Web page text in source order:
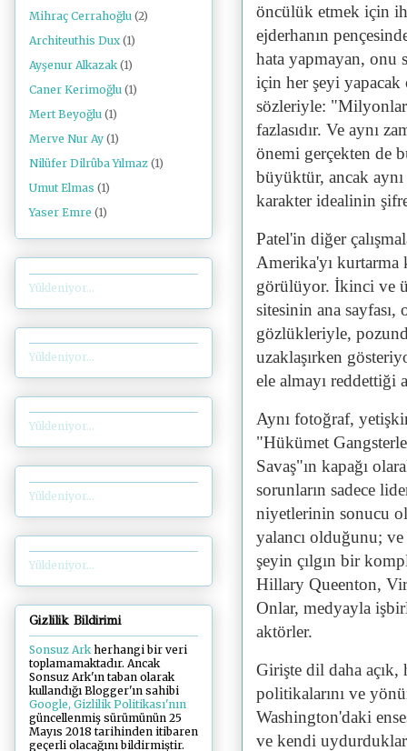
öncülük etmek için
ejderhanın
hata yapmayan, onu
için her şeyi yapacak
sözleriyle:
fazlasıdır. Ve aynı
önemi gerçekten de
büyüktür, ancak
karakter idealinin
Patel'in diğer
Amerika'yı
görülüyor. İkinci ve
sitesinin ana
gözlükleriyle,
uzaklaşırken
ele almayı reddettiği
Aynı fotoğraf,
"Hükümet
Savaş"ın kapağı
sorunların sadece
niyetlerinin sonucu
yalancı olduğunu;
şeyin çılgın bir
Hillary Queenton,
Onlar, medyayla
aktörler.
Girişte dil daha
politikalarını ve
Washington'daki
ve kendi
Mihraç Cerrahoğlu (2)
Architeuthis Dux (1)
Ayşenur Alkazak (1)
Caner Kerimoğlu (1)
Mert Beyoğlu (1)
Merve Nur Ay (1)
Nilüfer Dilrûba Yılmaz (1)
Umut Elmas (1)
Yaser Emre (1)
Yükleniyor...
Yükleniyor...
Yükleniyor...
Yükleniyor...
Yükleniyor...
Gizlilik Bildirimi
Sonsuz Arkherhangi bir veri
toplamamaktadır. Ancak
Sonsuz Ark'ın taban olarak
kullandığı Blogger'ın sahibi
Google, Gizlilik Politikası'nın
güncellenmiş sürümünün 25
Mayıs 2018 tarihinden itibaren
geçerli olacağını bildirmiştir.